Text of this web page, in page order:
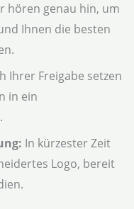
hören genau hin, um
Ihnen die besten
Ihrer Freigabe setzen
in ein
In kürzester Zeit
Logo, bereit